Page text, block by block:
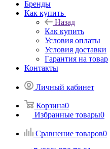
Бренды
Как купить
Назад
Как купить
Условия оплаты
Условия доставки
Гарантия на товар
Контакты
Личный кабинет
Корзина0
Избранные товары0
Сравнение товаров0